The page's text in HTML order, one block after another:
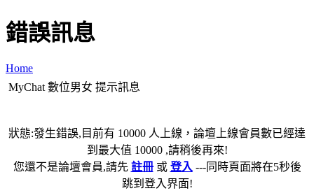
錯誤訊息
Home
MyChat 數位男女 提示訊息
狀態:發生錯誤,目前有 10000 人上線，論壇上線會員數已經達
到最大值 10000 ,請稍後再來!
您還不是論壇會員,請先 註冊或 登入 ---同時頁面將在5秒後
跳到登入界面!